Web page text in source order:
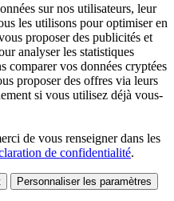
sur nos utilisateurs, leur
les utilisons pour optimiser en
proposer des publicités et
analyser les statistiques
comparer vos données cryptées
proposer des offres via leurs
si vous utilisez déjà vous-
de vous renseigner dans les
de confidentialité.
Personnaliser les paramètres